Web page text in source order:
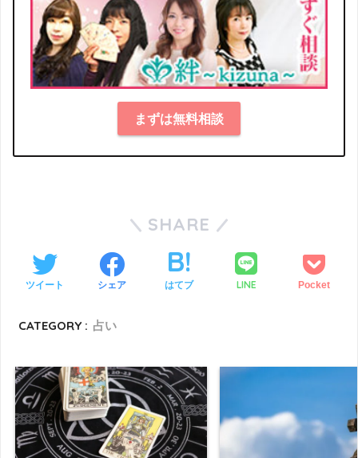
まずは無料相談
SHARE
ツイート シェア はてブ LINE Pocket
CATEGORY : 占い